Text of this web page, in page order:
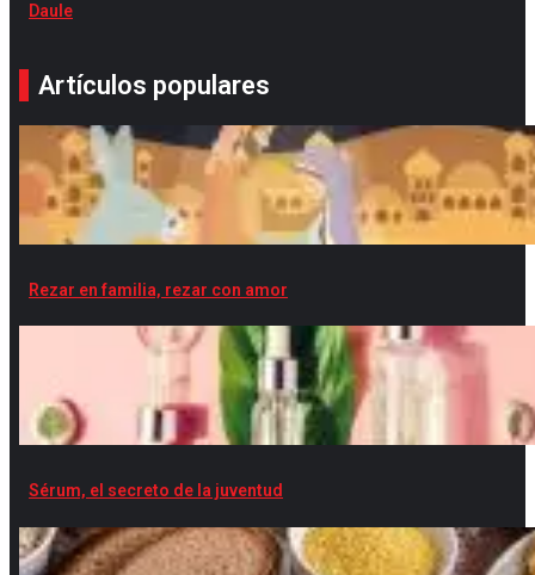
Daule
Artículos populares
Rezar en familia, rezar con amor
Sérum, el secreto de la juventud